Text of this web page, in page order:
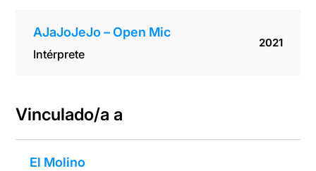
AJaJoJeJo – Open Mic
Intérprete
2021
Vinculado/a a
El Molino